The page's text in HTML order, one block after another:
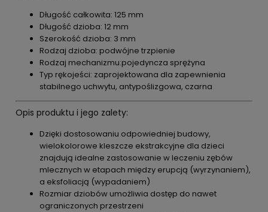
Długość całkowita: 125 mm
Długość dzioba: 12 mm
Szerokość dzioba: 3 mm
Rodzaj dzioba: podwójne trzpienie
Rodzaj mechanizmu:pojedyncza sprężyna
Typ rękojeści: zaprojektowana dla zapewnienia
stabilnego uchwytu, antypoślizgowa, czarna
Opis produktu i jego zalety:
Dzięki dostosowaniu odpowiedniej budowy,
wielokolorowe kleszcze ekstrakcyjne dla dzieci
znajdują idealne zastosowanie w leczeniu zębów
mlecznych w etapach między erupcją (wyrzynaniem),
a eksfoliacją (wypadaniem)
Rozmiar dziobów umożliwia dostęp do nawet
ograniczonych przestrzeni